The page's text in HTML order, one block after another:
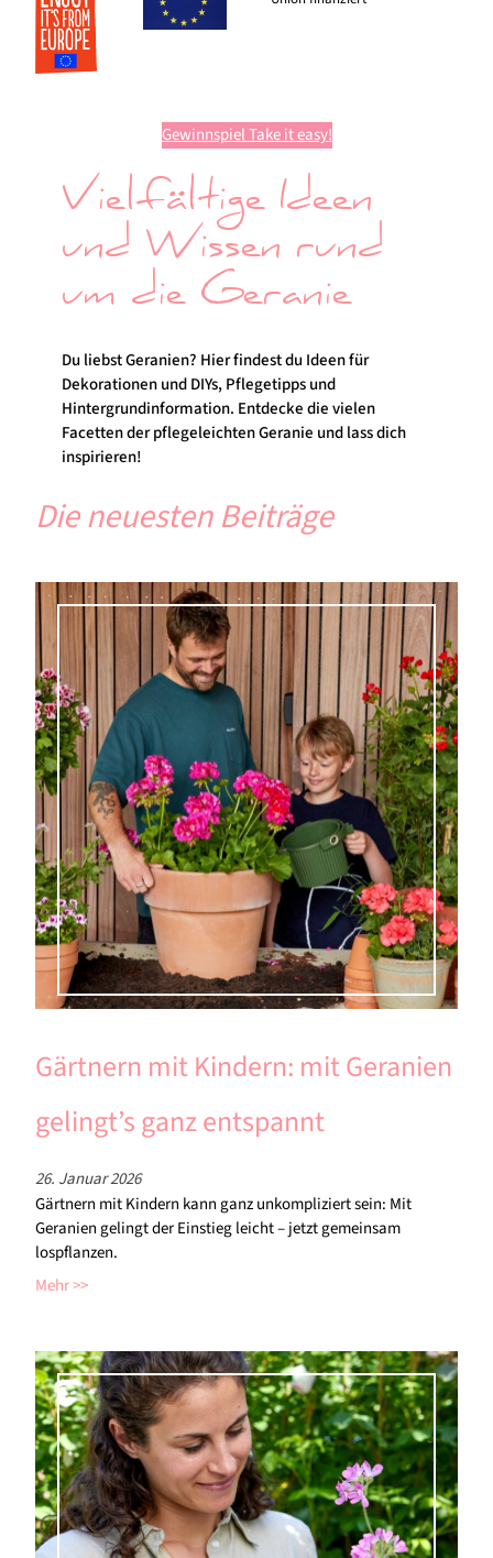
Gewinnspiel Take it easy!
Vielfältige Ideen
und Wissen rund
um die Geranie
Du liebst Geranien? Hier findest du Ideen für
Dekorationen und DIYs, Pflegetipps und
Hintergrundinformation. Entdecke die vielen
Facetten der pflegeleichten Geranie und lass dich
inspirieren!
Die neuesten Beiträge
Gärtnern mit Kindern: mit Geranien
gelingt’s ganz entspannt
26. Januar 2026
Gärtnern mit Kindern kann ganz unkompliziert sein: Mit
Geranien gelingt der Einstieg leicht – jetzt gemeinsam
lospflanzen.
Mehr